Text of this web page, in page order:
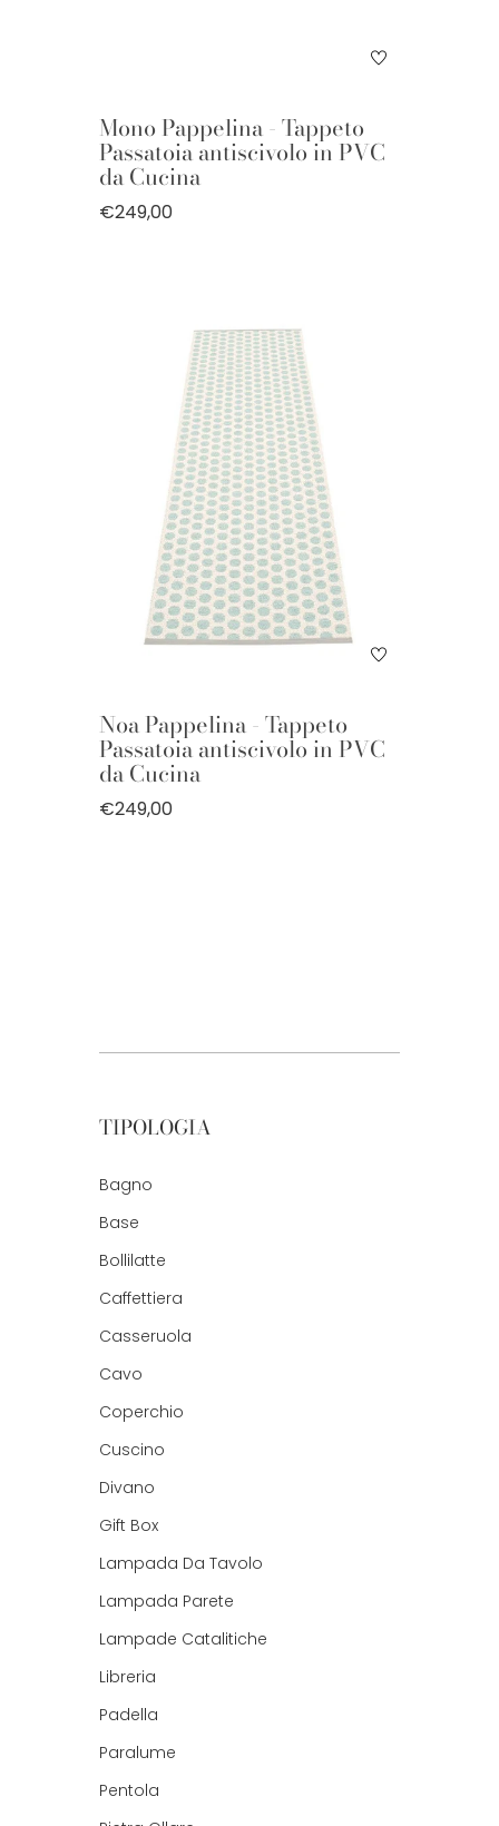
Mono Pappelina - Tappeto
Passatoia antiscivolo in PVC
da Cucina
€249,00
Noa Pappelina - Tappeto
Passatoia antiscivolo in PVC
da Cucina
€249,00
TIPOLOGIA
Bagno
Base
Bollilatte
Caffettiera
Casseruola
Cavo
Coperchio
Cuscino
Divano
Gift Box
Lampada Da Tavolo
Lampada Parete
Lampade Catalitiche
Libreria
Padella
Paralume
Pentola